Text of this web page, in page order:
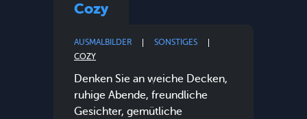
Cozy
AUSMALBILDER
SONSTIGES
COZY
Denken Sie an weiche Decken,
ruhige Abende, freundliche
Gesichter, gemütliche